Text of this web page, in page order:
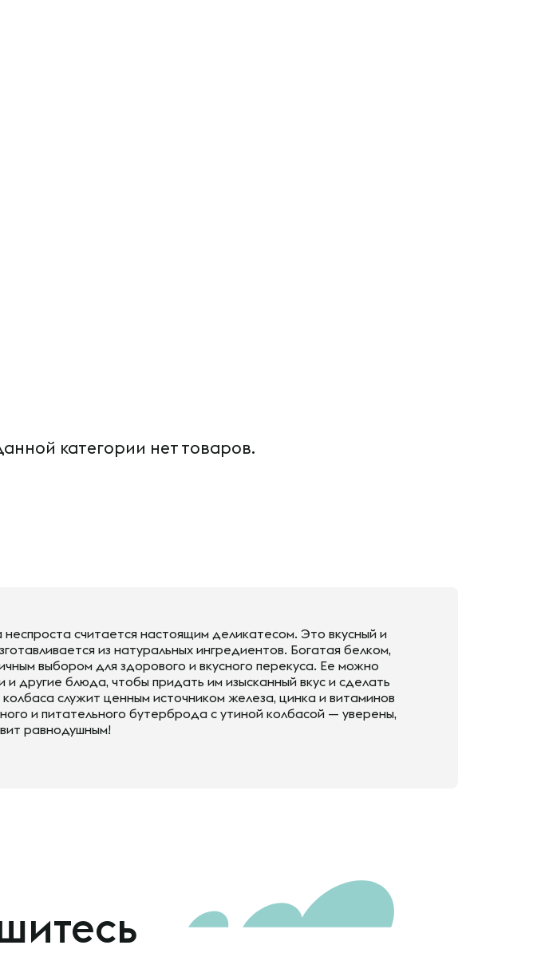
категории нет товаров.
неспроста считается настоящим деликатесом. Это вкусный и
из натуральных ингредиентов. Богатая белком,
выбором для здорового и вкусного перекуса. Ее можно
и другие блюда, чтобы придать им изысканный вкус и сделать
служит ценным источником железа, цинка и витаминов
и питательного бутерброда с утиной колбасой — уверены,
равнодушным!